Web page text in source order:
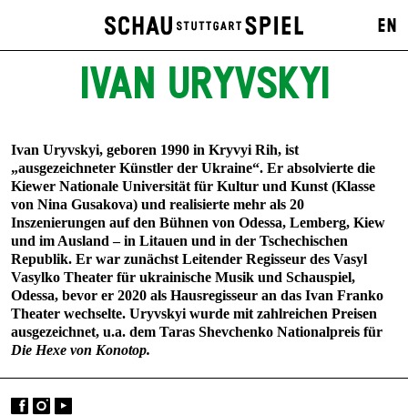
EN
IVAN URYVSKYI
Ivan Uryvskyi, geboren 1990 in Kryvyi Rih, ist
„ausgezeichneter Künstler der Ukraine“. Er absolvierte die
Kiewer Nationale Universität für Kultur und Kunst (Klasse
von Nina Gusakova) und realisierte mehr als 20
Inszenierungen auf den Bühnen von Odessa, Lemberg, Kiew
und im Ausland – in Litauen und in der Tschechischen
Republik. Er war zunächst Leitender Regisseur des Vasyl
Vasylko Theater für ukrainische Musik und Schauspiel,
Odessa, bevor er 2020 als Hausregisseur an das Ivan Franko
Theater wechselte. Uryvskyi wurde mit zahlreichen Preisen
ausgezeichnet, u.a. dem Taras Shevchenko Nationalpreis für
Die Hexe von Konotop.